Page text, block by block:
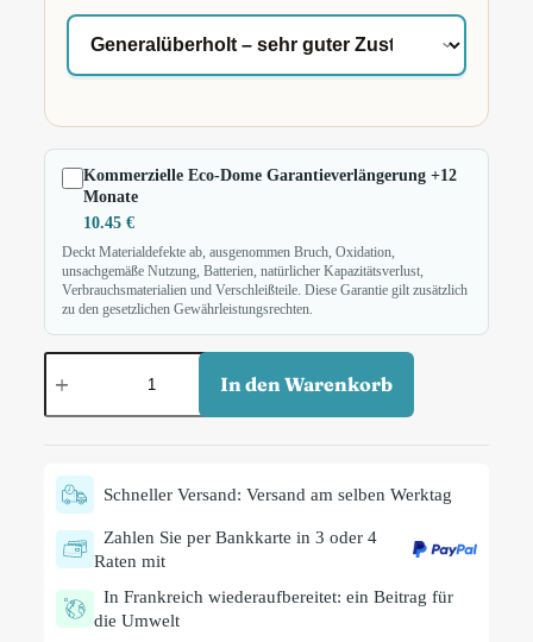
Kommerzielle Eco-Dome Garantieverlängerung +12
Monate
10.45 €
Deckt Materialdefekte ab, ausgenommen Bruch, Oxidation,
unsachgemäße Nutzung, Batterien, natürlicher Kapazitätsverlust,
Verbrauchsmaterialien und Verschleißteile. Diese Garantie gilt zusätzlich
zu den gesetzlichen Gewährleistungsrechten.
In den Warenkorb
Schneller Versand: Versand am selben Werktag
Zahlen Sie per Bankkarte in 3 oder 4
Raten mit
In Frankreich wiederaufbereitet: ein Beitrag für
die Umwelt